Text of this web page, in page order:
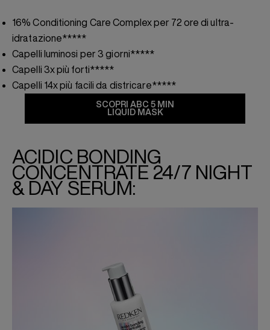
16% Conditioning Care Complex per 72 ore di ultra-
idratazione*****
Capelli luminosi per 3 giorni*****
Capelli 3x più forti*****
Capelli 14x più facili da districare*****
SCOPRI ABC 5 MIN
LIQUID MASK
ACIDIC BONDING
CONCENTRATE 24/7 NIGHT
& DAY SERUM: